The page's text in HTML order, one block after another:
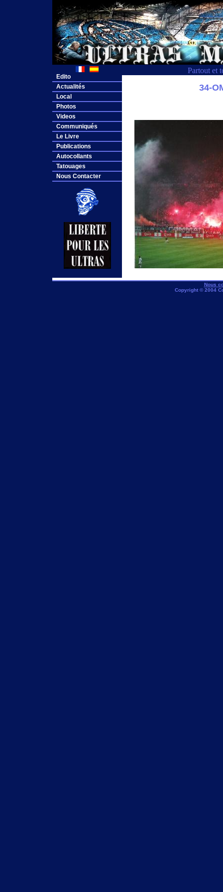
Partout et
Edito
Actualités
Local
Photos
Videos
Communiqués
Le Livre
Publications
Autocollants
Tatouages
Nous Contacter
34-
Nous
Copyright © 2004